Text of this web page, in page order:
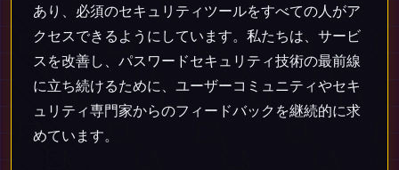
あり、必須のセキュリティツールをすべての人がア
クセスできるようにしています。私たちは、サービ
スを改善し、パスワードセキュリティ技術の最前線
に立ち続けるために、ユーザーコミュニティやセキ
ュリティ専門家からのフィードバックを継続的に求
めています。